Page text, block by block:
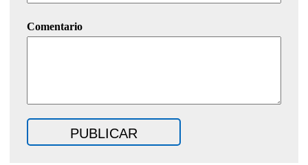
Comentario